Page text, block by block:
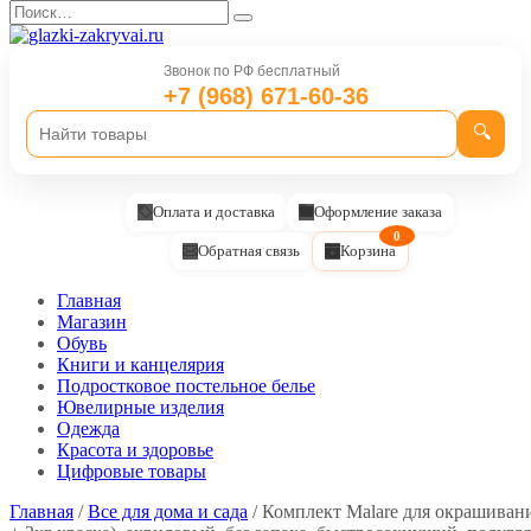
Перейти
к
содержанию
Search
for:
Звонок по РФ бесплатный
+7 (968) 671-60-36
🔍
Оплата и доставка Оформление заказа
Обратная связь Корзина
0
Главная
Магазин
Обувь
Книги и канцелярия
Подростковое постельное белье
Ювелирные изделия
Одежда
Красота и здоровье
Цифровые товары
Главная /Все для дома и сада / Комплект Malare для